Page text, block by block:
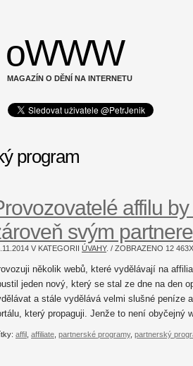
oWWW
MAGAZÍN O DĚNÍ NA INTERNETU
program
affilu
svým
V KATEGORII ÚVAHY. / ZOBRAZENO 12 463
několik webů, které vydělávají na
jeden nový, který se stal ze dne na den
a stále vydělává velmi slušné peníze
který propaguji. Jenže to není obyčejný
affil , affiliate, partnerské programy, partnerský